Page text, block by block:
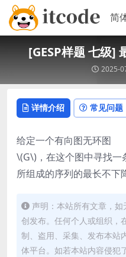
[GESP样题 七级]
2025-
详情介绍 常见问题
给定一个有向图无环图
\(G\) ，在这个图中寻找
所组成的序列的最长不下
声明：本站所有文章，
创发布。任何个人或组织，
制、盗用、采集、发布本站
体平台。如若本站内容侵犯